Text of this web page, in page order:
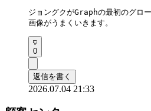
ジョングクがGraphの最初のグロ
画像がうまくいきます。
0
返信を書く
2026.07.04 21:33